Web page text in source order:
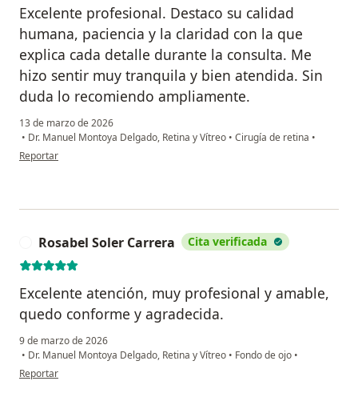
Excelente profesional. Destaco su calidad
humana, paciencia y la claridad con la que
explica cada detalle durante la consulta. Me
hizo sentir muy tranquila y bien atendida. Sin
duda lo recomiendo ampliamente.
13 de marzo de 2026
• Dr. Manuel Montoya Delgado, Retina y Vítreo • Cirugía de retina •
en opinión del usuario Carla Noriega
Reportar
Rosabel Soler Carrera Cita verificada
Excelente atención, muy profesional y amable,
quedo conforme y agradecida.
9 de marzo de 2026
• Dr. Manuel Montoya Delgado, Retina y Vítreo • Fondo de ojo •
en opinión del usuario Rosabel Soler Carrera
Reportar